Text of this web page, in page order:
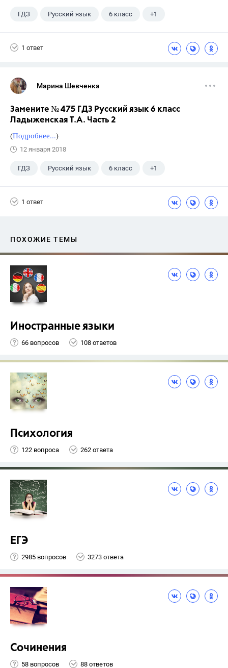
ГДЗ Русский язык 6 класс +1
1 ответ
Марина Шевченка
Замените № 475 ГДЗ Русский язык 6 класс
Ладыженская Т.А. Часть 2
(Подробнее...)
12 января 2018
ГДЗ Русский язык 6 класс +1
1 ответ
ПОХОЖИЕ ТЕМЫ
Иностранные языки
66 вопросов 108 ответов
Психология
122 вопроса 262 ответа
ЕГЭ
2985 вопросов 3273 ответа
Сочинения
58 вопросов 88 ответов